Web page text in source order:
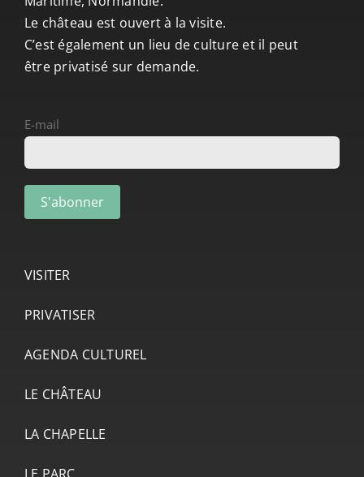
Le château est ouvert à la visite.
C’est également un lieu de culture et il peut
être privatisé sur demande.
E-mail
VISITER
PRIVATISER
AGENDA CULTUREL
LE CHÂTEAU
LA CHAPELLE
LE PARC